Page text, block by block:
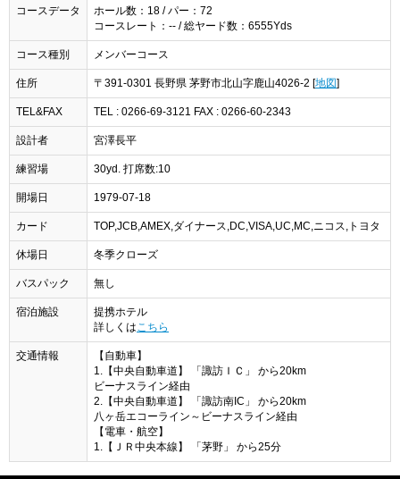
コースデータ
ホール数：18 / パー：72
コースレート：-- / 総ヤード数：6555Yds
コース種別 メンバーコース
住所 〒391-0301 長野県 茅野市北山字鹿山4026-2 [地図]
TEL&FAX TEL : 0266-69-3121 FAX : 0266-60-2343
設計者 宮澤長平
練習場 30yd. 打席数:10
開場日 1979-07-18
カード TOP,JCB,AMEX,ダイナース,DC,VISA,UC,MC,ニコス,トヨタ
休場日 冬季クローズ
バスパック 無し
宿泊施設
提携ホテル
詳しくは こちら
交通情報
【自動車】
1.【中央自動車道】 「諏訪ＩＣ」 から20km
ビーナスライン経由
2.【中央自動車道】 「諏訪南IC」 から20km
八ヶ岳エコーライン～ビーナスライン経由
【電車・航空】
1.【ＪＲ中央本線】 「茅野」 から25分